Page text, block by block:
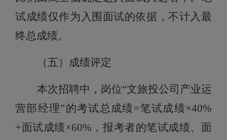
试成绩仅作为入围面试的依据，不计入最
终总成绩。
（五）成绩评定
本次招聘中， 岗位“文旅投公司产业运
营部经理”的考试总成绩=笔试成绩×40%
+面试成绩×60%，报考者的笔试成绩、面